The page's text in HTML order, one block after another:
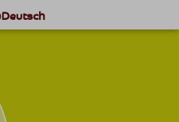
Deutsch